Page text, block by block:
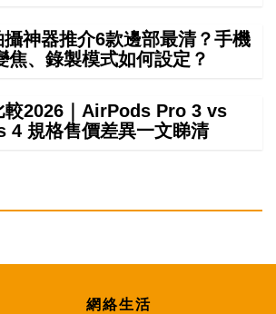
神器推介6款邊部最清？手機
焦、錄製模式如何設定？
2026｜AirPods Pro 3 vs
4 規格售價差異一文睇清
網絡生活